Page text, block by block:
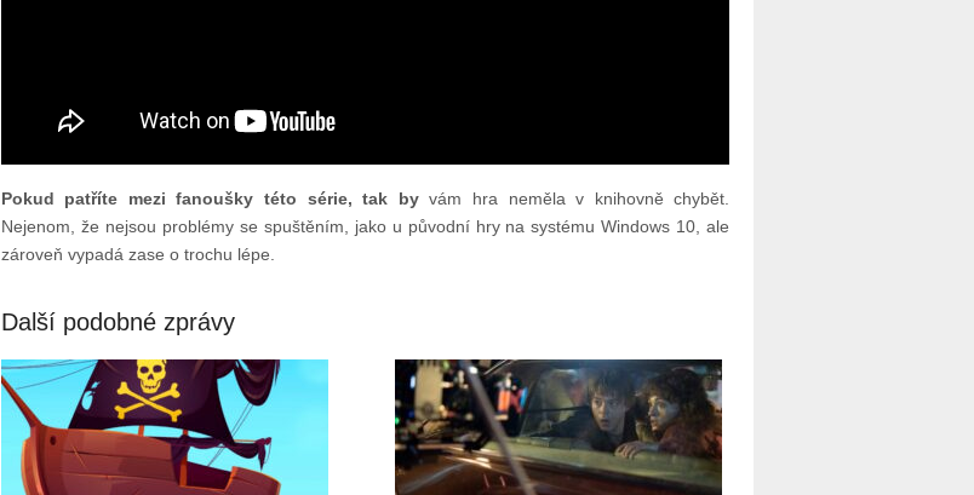
Pokud patříte mezi fanoušky této série, tak byvám hra neměla v knihovně chybět.
Nejenom, že nejsou problémy se spuštěním, jako u původní hry na systému Windows 10, ale
zároveň vypadá zase o trochu lépe.
Další podobné zprávy